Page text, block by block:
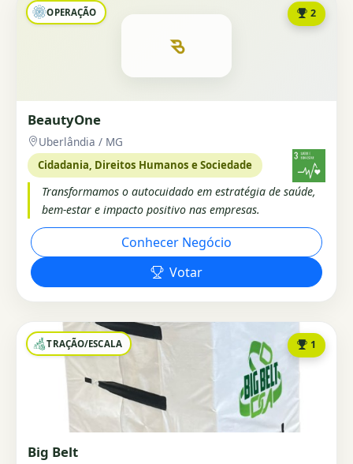
OPERAÇÃO 2
BeautyOne
Uberlândia / MG
Cidadania, Direitos Humanos e Sociedade
Transformamos o autocuidado em estratégia de saúde,
bem-estar e impacto positivo nas empresas.
Conhecer Negócio
Votar
TRAÇÃO/ESCALA 1
Big Belt